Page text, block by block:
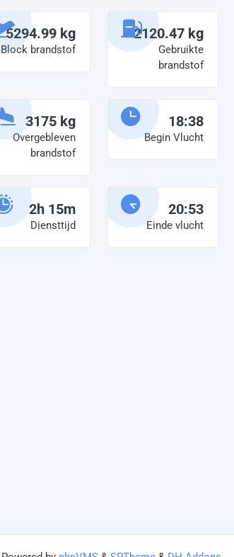
5294.99 kg
Block brandstof
2120.47 kg
Gebruikte
brandstof
3175 kg
Overgebleven
brandstof
18:38
Begin Vlucht
2h 15m
Diensttijd
20:53
Einde vlucht